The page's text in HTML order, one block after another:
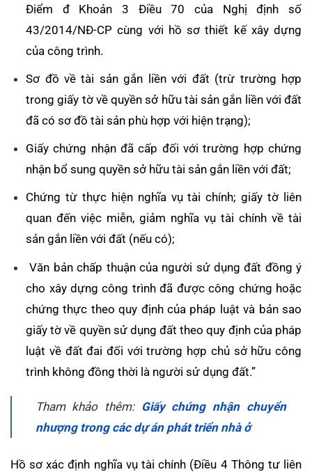
Điểm đ Khoản 3 Điều 70 của Nghị định số
43/2014/NĐ-CP cùng với hồ sơ thiết kế xây dựng
của công trình.
Sơ đồ về tài sản gắn liền với đất (trừ trường hợp
trong giấy tờ về quyền sở hữu tài sản gắn liền với đất
đã có sơ đồ tài sản phù hợp với hiện trạng);
Giấy chứng nhận đã cấp đối với trường hợp chứng
nhận bổ sung quyền sở hữu tài sản gắn liền với đất;
Chứng từ thực hiện nghĩa vụ tài chính; giấy tờ liên
quan đến việc miễn, giảm nghĩa vụ tài chính về tài
sản gắn liền với đất (nếu có);
Văn bản chấp thuận của người sử dụng đất đồng ý
cho xây dựng công trình đã được công chứng hoặc
chứng thực theo quy định của pháp luật và bản sao
giấy tờ về quyền sử dụng đất theo quy định của pháp
luật về đất đai đối với trường hợp chủ sở hữu công
trình không đồng thời là người sử dụng đất.”
Tham khảo thêm: Giấy chứng nhận chuyển
nhượng trong các dự án phát triển nhà ở
Hồ sơ xác định nghĩa vụ tài chính (Điều 4 Thông tư liên